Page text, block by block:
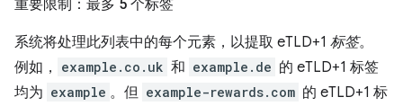
重要限制：最多 5 个标签
系统将处理此列表中的每个元素，以提取 eTLD+1 标签。
例如，
example.co.uk 和 example.de 的 eTLD+1 标签
均为 example 。但 example-rewards.com 的 eTLD+1 标